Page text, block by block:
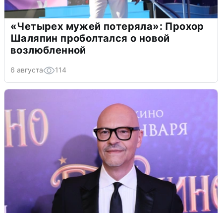
«Четырех мужей потеряла»: Прохор
Шаляпин проболтался о новой
возлюбленной
6 августа 114